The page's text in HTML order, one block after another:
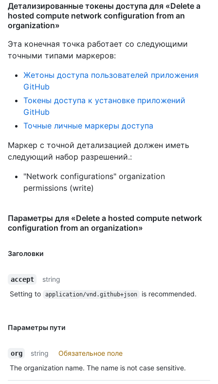
Детализированные токены доступа для «Delete a
hosted compute network configuration from an
organization»
Эта конечная точка работает со следующими
точными типами маркеров:
Жетоны доступа пользователей приложения
GitHub
Токены доступа к установке приложений
GitHub
Точные личные маркеры доступа
Маркер с точной детализацией должен иметь
следующий набор разрешений.:
"Network configurations" organization
permissions (write)
Параметры для «Delete a hosted compute network
configuration from an organization»
Заголовки
accept
string
Setting to
application/vnd.github+json is recommended.
Параметры пути
org string
Обязательное поле
The organization name. The name is not case sensitive.